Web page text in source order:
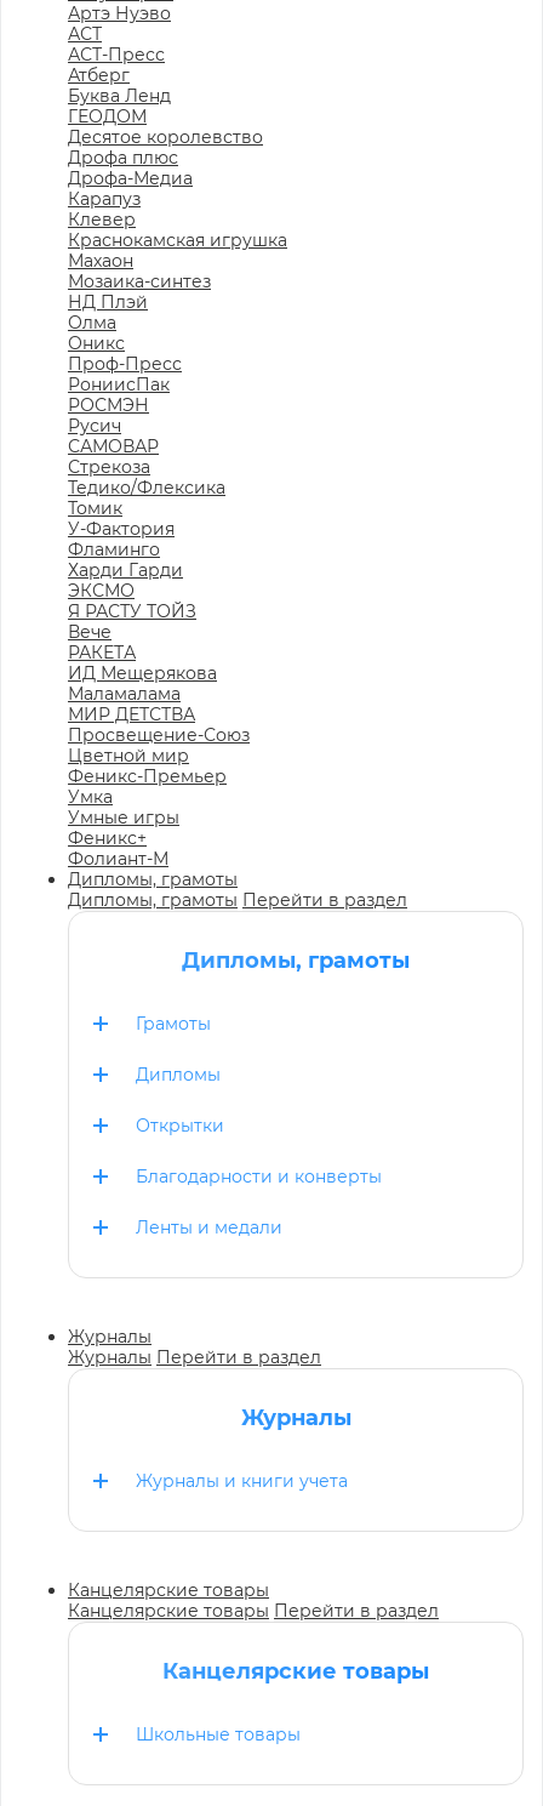
Артэ Нуэво
АСТ
АСТ-Пресс
Атберг
Буква Ленд
ГЕОДОМ
Десятое королевство
Дрофа плюс
Дрофа-Медиа
Карапуз
Клевер
Краснокамская игрушка
Махаон
Мозаика-синтез
НД Плэй
Олма
Оникс
Проф-Пресс
РониисПак
РОСМЭН
Русич
САМОВАР
Стрекоза
Тедико/Флексика
Томик
У-Фактория
Фламинго
Харди Гарди
ЭКСМО
Я РАСТУ ТОЙЗ
Вече
РАКЕТА
ИД Мещерякова
Маламалама
МИР ДЕТСТВА
Просвещение-Союз
Цветной мир
Феникс-Премьер
Умка
Умные игры
Феникс+
Фолиант-М
Дипломы, грамоты
Дипломы, грамоты Перейти в раздел
Дипломы, грамоты
Грамоты
Дипломы
Открытки
Благодарности и конверты
Ленты и медали
Журналы
Журналы Перейти в раздел
Журналы
Журналы и книги учета
Канцелярские товары
Канцелярские товары Перейти в раздел
Канцелярские товары
Школьные товары